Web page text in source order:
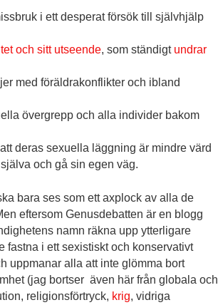
i ett desperat försök till självhjälp
och sitt utseende, som ständigt undrar
med föräldrakonflikter och ibland
övergrepp och alla individer bakom
deras sexuella läggning är mindre värd
och gå sin egen väg.
bara ses som ett axplock av alla de
eftersom Genusdebatten är en blogg
namn räkna upp ytterligare
fastna i ett sexistiskt och konservativt
uppmanar alla att inte glömma bort
(jag bortser även här från globala och
religionsförtryck, krig, vidriga